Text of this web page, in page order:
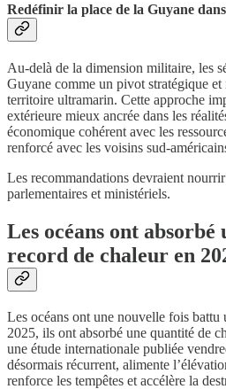
Redéfinir la place de la Guyane
Au-delà de la dimension militaire, les
Guyane comme un pivot stratégique
territoire ultramarin. Cette approche
extérieure mieux ancrée dans les
économique cohérent avec les
renforcé avec les voisins sud-
Les recommandations devraient
parlementaires et ministériels.
Les océans ont absorbé
record de chaleur en
Les océans ont une nouvelle fois battu
2025, ils ont absorbé une quantité de
une étude internationale publiée
désormais récurrent, alimente
renforce les tempêtes et accélère la